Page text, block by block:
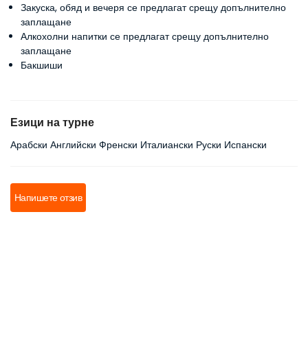
Закуска, обяд и вечеря се предлагат срещу допълнително
заплащане
Алкохолни напитки се предлагат срещу допълнително
заплащане
Бакшиши
Езици на турне
Арабски Английски Френски Италиански Руски Испански
Напишете отзив